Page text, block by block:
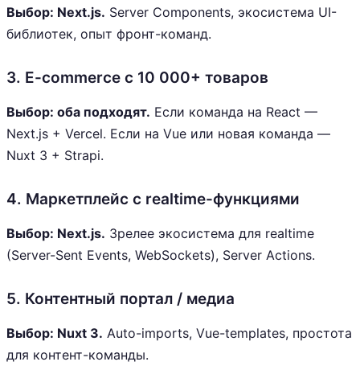
Выбор: Next.js. Server Components, экосистема UI-
библиотек, опыт фронт-команд.
3. E-commerce с 10 000+ товаров
Выбор: оба подходят. Если команда на React —
Next.js + Vercel. Если на Vue или новая команда —
Nuxt 3 + Strapi.
4. Маркетплейс с realtime-функциями
Выбор: Next.js. Зрелее экосистема для realtime
(Server-Sent Events, WebSockets), Server Actions.
5. Контентный портал / медиа
Выбор: Nuxt 3. Auto-imports, Vue-templates, простота
для контент-команды.